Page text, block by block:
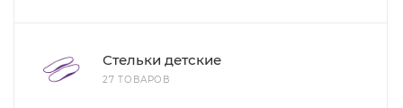
Стельки детские
27 ТОВАРОВ